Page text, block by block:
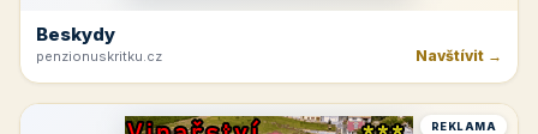
Beskydy
penzionuskritku.cz Navštívit →
REKLAMA